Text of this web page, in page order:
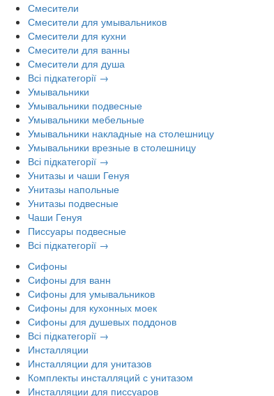
Смесители
Смесители для умывальников
Смесители для кухни
Смесители для ванны
Смесители для душа
Всі підкатегорії →
Умывальники
Умывальники подвесные
Умывальники мебельные
Умывальники накладные на столешницу
Умывальники врезные в столешницу
Всі підкатегорії →
Унитазы и чаши Генуя
Унитазы напольные
Унитазы подвесные
Чаши Генуя
Писсуары подвесные
Всі підкатегорії →
Сифоны
Сифоны для ванн
Сифоны для умывальников
Сифоны для кухонных моек
Сифоны для душевых поддонов
Всі підкатегорії →
Инсталляции
Инсталляции для унитазов
Комплекты инсталляций с унитазом
Инсталляции для писсуаров